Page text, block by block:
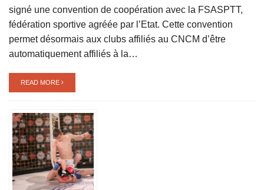
signé une convention de coopération avec la FSASPTT,
fédération sportive agréée par l’Etat. Cette convention
permet désormais aux clubs affiliés au CNCM d’être
automatiquement affiliés à la…
READ MORE